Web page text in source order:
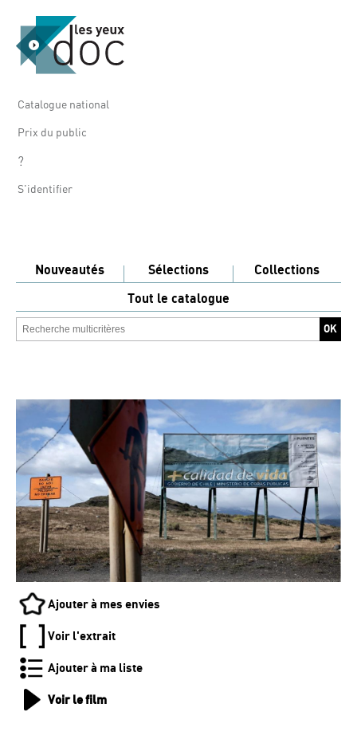
Catalogue national
Prix du public
?
S'identifier
Nouveautés Sélections
Collections
Tout le catalogue
Ajouter à mes envies
Voir l'extrait
Ajouter à ma liste
Voir le film